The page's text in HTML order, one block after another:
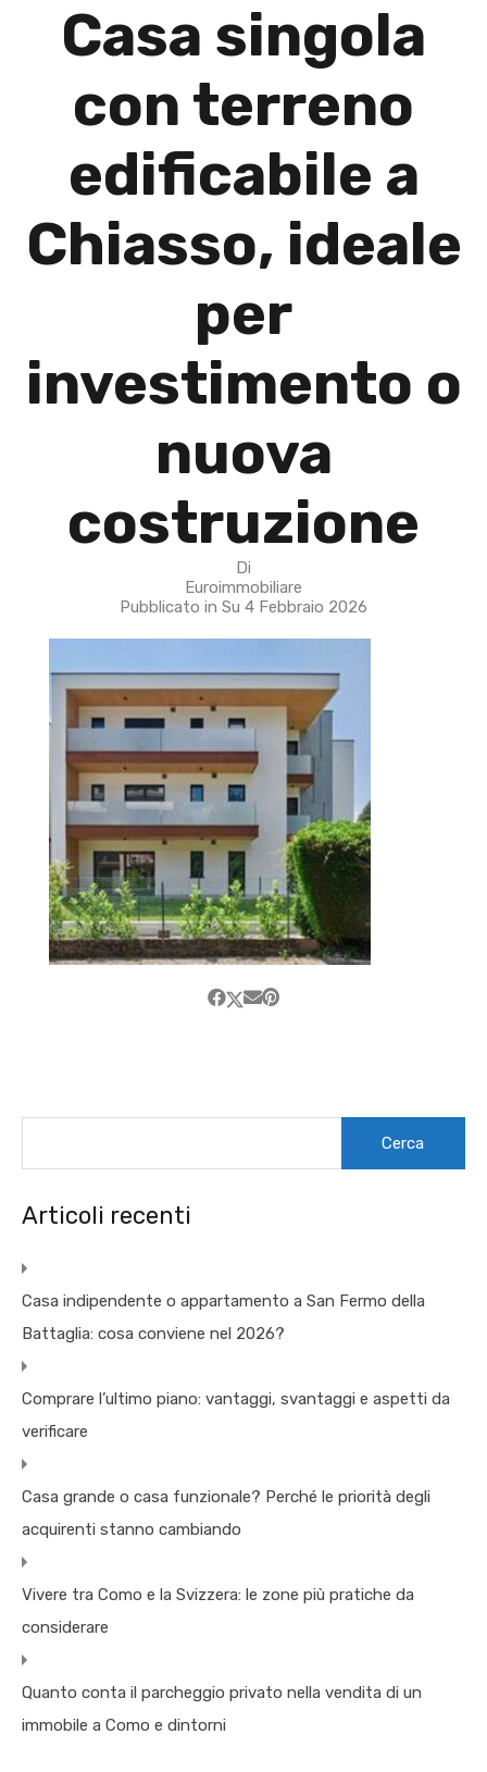
Casa singola
con terreno
edificabile a
Chiasso, ideale
per
investimento o
nuova
costruzione
Di
Euroimmobiliare
Pubblicato in Su 4 Febbraio 2026
Articoli recenti
Casa indipendente o appartamento a San Fermo della
Battaglia: cosa conviene nel 2026?
Comprare l’ultimo piano: vantaggi, svantaggi e aspetti da
verificare
Casa grande o casa funzionale? Perché le priorità degli
acquirenti stanno cambiando
Vivere tra Como e la Svizzera: le zone più pratiche da
considerare
Quanto conta il parcheggio privato nella vendita di un
immobile a Como e dintorni